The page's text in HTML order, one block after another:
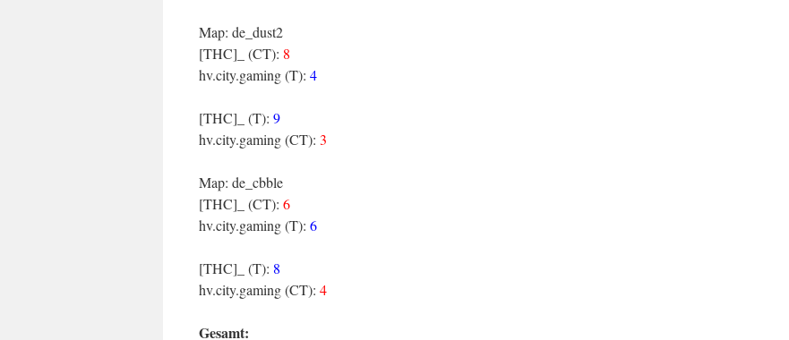
Map: de_dust2
[THC]_ (CT): 8
hv.city.gaming (T): 4
[THC]_ (T): 9
hv.city.gaming (CT): 3
Map: de_cbble
[THC]_ (CT): 6
hv.city.gaming (T): 6
[THC]_ (T): 8
hv.city.gaming (CT): 4
Gesamt: